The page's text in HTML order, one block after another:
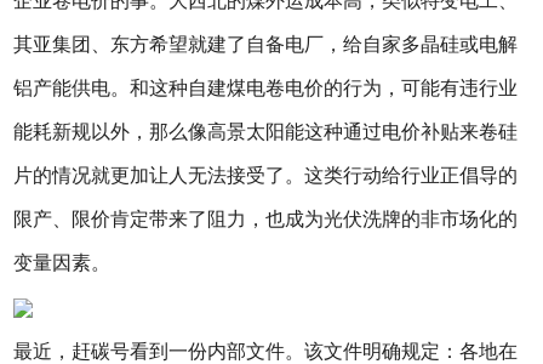
其亚集团、东方希望就建了自备电厂，给自家多晶硅或电解
铝产能供电。和这种自建煤电卷电价的行为，可能有违行业
能耗新规以外，那么像高景太阳能这种通过电价补贴来卷硅
片的情况就更加让人无法接受了。这类行动给行业正倡导的
限产、限价肯定带来了阻力，也成为光伏洗牌的非市场化的
变量因素。
最近，赶碳号看到一份内部文件。该文件明确规定：各地在